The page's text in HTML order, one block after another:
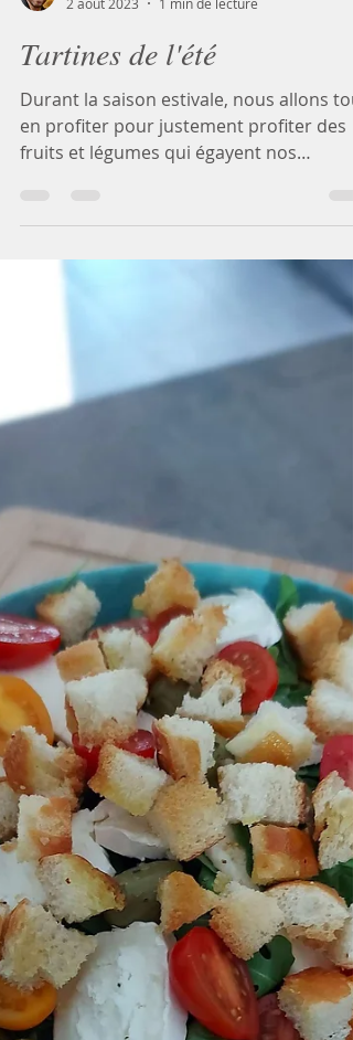
2 août 2023
1 min de lecture
Tartines de l'été
Durant la saison estivale, nous allons
en profiter pour justement profiter des
sentiments, sous...